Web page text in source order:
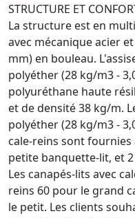
STRUCTURE ET
La structure est en
avec mécanique acier
mm) en bouleau.
polyéther (28 kg/m3 -
polyuréthane haute
et de densité 38 kg/m.
polyéther (28 kg/m3 -
cale-reins sont fournies
petite banquette-lit, et
Les canapés-lits avec
reins 60 pour le grand
le petit. Les clients